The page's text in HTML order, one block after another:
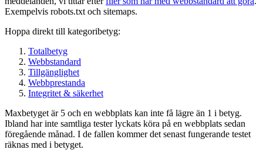
Exempelvis robots.txt och sitemaps.
Hoppa direkt till kategoribetyg:
Totalbetyg
Webbstandard
Tillgänglighet
Webbprestanda
Integritet & säkerhet
Maxbetyget är 5 och en webbplats kan inte få lägre än 1 i betyg.
Ibland har inte samtliga tester lyckats köra på en webbplats sedan
föregående månad. I de fallen kommer det senast fungerande testet
räknas med i betyget.